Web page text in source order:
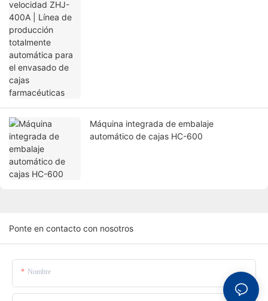
Máquina integrada de embalaje
automático de cajas HC-600
Ponte en contacto con nosotros
Nombre